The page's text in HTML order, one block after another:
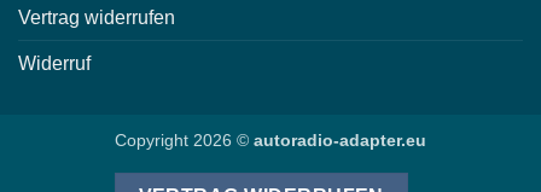
Vertrag widerrufen
Widerruf
Copyright 2026 © autoradio-adapter.eu